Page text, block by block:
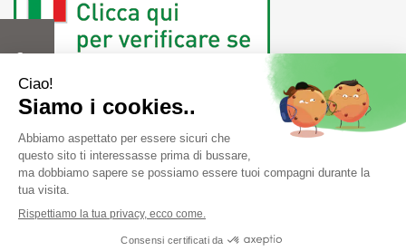
Farmacia Fiorentini snc di Bergonzi Vittorio e C.Piazza
Duca D'Aosta, 1/A 42019 Scandiano ( RE) -
info@farmastore.it- Tel:0522857517